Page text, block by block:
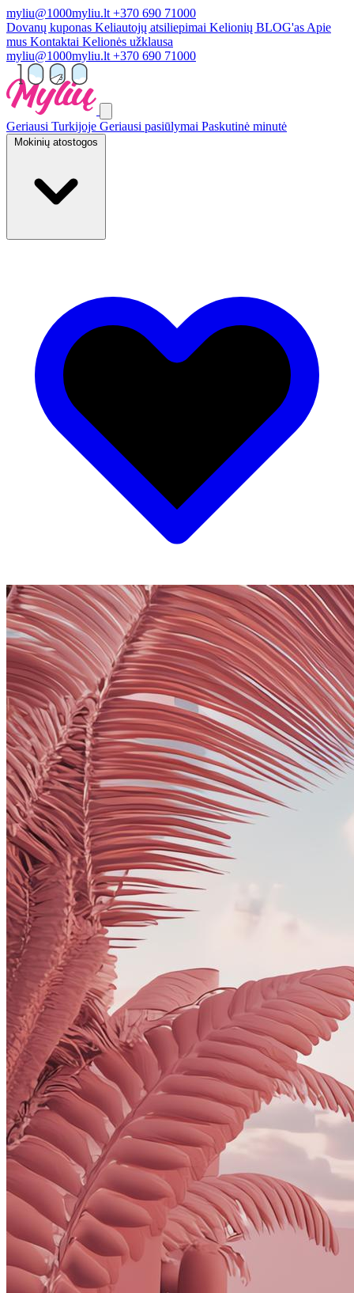
myliu@1000myliu.lt +370 690 71000
Dovanų kuponas Keliautojų atsiliepimai Kelionių BLOG'as Apie
mus Kontaktai Kelionės užklausa
myliu@1000myliu.lt +370 690 71000
Geriausi Turkijoje Geriausi pasiūlymai Paskutinė minutė
Mokinių atostogos